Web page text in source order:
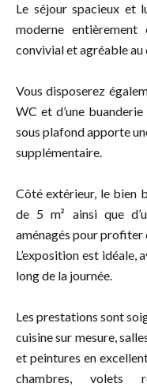
Le séjour spacieux et
moderne
convivial et agréable au
Vous disposerez
WC et d’une
sous plafond apporte
supplémentaire.
Côté extérieur, le bien
de 5 m² ainsi que
aménagés pour profiter
L’exposition est idéale,
long de la journée.
Les prestations sont
cuisine sur mesure,
et peintures en
chambres, volets